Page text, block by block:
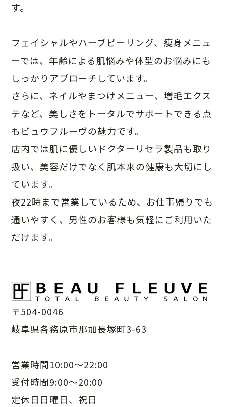
す。
フェイシャルやハーブピーリング、痩身メニュ
ーでは、年齢による肌悩みや体型のお悩みにも
しっかりアプローチしています。
さらに、ネイルやまつげメニュー、増毛エクス
テなど、美しさをトータルでサポートできる点
もビュウフルーヴの魅力です。
店内では肌に優しいドクターリセラ製品も取り
扱い、美容だけでなく肌本来の健康も大切にし
ています。
夜22時まで営業しているため、お仕事帰りでも
通いやすく、男性のお客様も気軽にご利用いた
だけます。
〒504-0046
岐阜県各務原市那加長塚町3-63
営業時間10:00～22:00
受付時間9:00～20:00
定休日日曜日、祝日